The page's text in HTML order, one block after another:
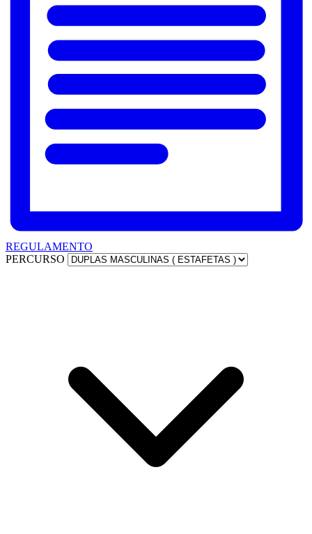
REGULAMENTO
PERCURSO